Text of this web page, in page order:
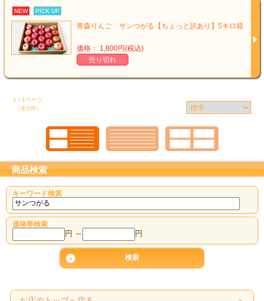
NEW PICK UP
青森りんご サンつがる【ちょっと訳あり】5キロ箱
価格： 1,800円(税込)
売り切れ
1 / 1ページ
（全2件）
商品検索
キーワード検索
価格帯検索
円 ～ 円